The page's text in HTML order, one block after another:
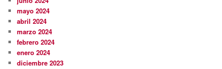
mayo 2024
abril 2024
marzo 2024
febrero 2024
enero 2024
diciembre 2023